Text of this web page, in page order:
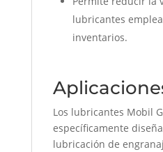
lubricantes
inventarios.
Los lubricantes Mobil
específicamente
lubricación de